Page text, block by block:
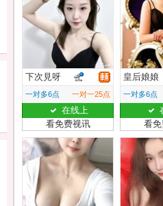
下次見呀
一对多6点 一对一25点
在线上
看免费视讯
皇后娘娘
一对多6点
看